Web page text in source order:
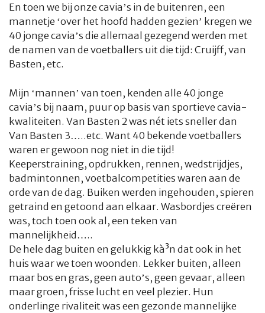
En toen we bij onze cavia’s in de buitenren, een
mannetje ‘over het hoofd hadden gezien’ kregen we
40 jonge cavia’s die allemaal gezegend werden met
de namen van de voetballers uit die tijd: Cruijff, van
Basten, etc.
Mijn ‘mannen’ van toen, kenden alle 40 jonge
cavia’s bij naam, puur op basis van sportieve cavia-
kwaliteiten. Van Basten 2 was nét iets sneller dan
Van Basten 3…..etc. Want 40 bekende voetballers
waren er gewoon nog niet in die tijd!
Keeperstraining, opdrukken, rennen, wedstrijdjes,
badmintonnen, voetbalcompetities waren aan de
orde van de dag. Buiken werden ingehouden, spieren
getraind en getoond aan elkaar. Wasbordjes creëren
was, toch toen ook al, een teken van
mannelijkheid…..
De hele dag buiten en gelukkig kà³n dat ook in het
huis waar we toen woonden. Lekker buiten, alleen
maar bos en gras, geen auto’s, geen gevaar, alleen
maar groen, frisse lucht en veel plezier. Hun
onderlinge rivaliteit was een gezonde mannelijke